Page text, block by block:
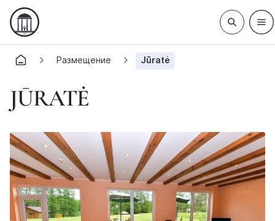
Размещение Jūratė
JŪRATĖ